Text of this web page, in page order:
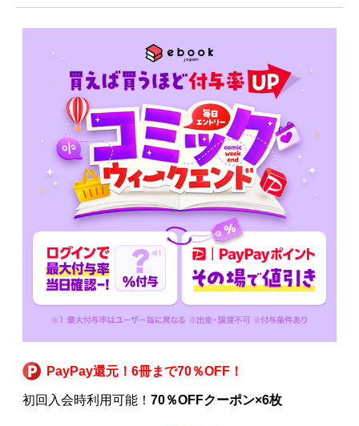
PayPay還元！6冊まで70％OFF！
初回入会時利用可能！ 70％OFFクーポン×6枚